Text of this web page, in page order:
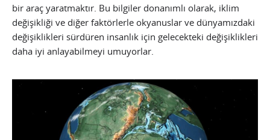
bir araç yaratmaktır. Bu bilgiler donanımlı olarak, iklim
değişikliği ve diğer faktörlerle okyanuslar ve dünyamızdaki
değişiklikleri sürdüren insanlık için gelecekteki değişiklikleri
daha iyi anlayabilmeyi umuyorlar.